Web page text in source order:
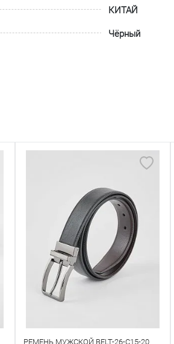
КИТАЙ
Чёрный
РЕМЕНЬ МУЖСКОЙ BELT-26-C15-20